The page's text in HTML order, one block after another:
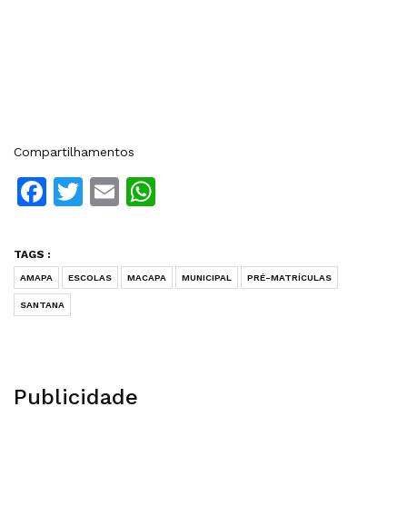
Compartilhamentos
Facebook
Twitter
Email
TAGS :
AMAPA ESCOLAS MACAPA MUNICIPAL PRÉ-MATRÍCULAS
SANTANA
Publicidade